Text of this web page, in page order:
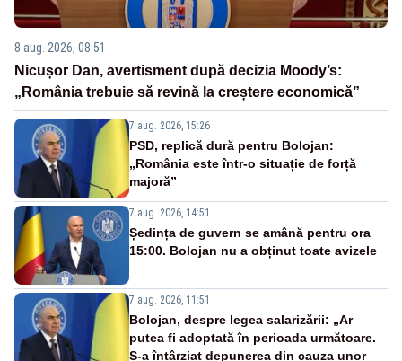
8 aug. 2026, 08:51
Nicușor Dan, avertisment după decizia Moody’s:
„România trebuie să revină la creștere economică”
7 aug. 2026, 15:26
PSD, replică dură pentru Bolojan:
„România este într-o situație de forță
majoră”
7 aug. 2026, 14:51
Ședința de guvern se amână pentru ora
15:00. Bolojan nu a obținut toate avizele
7 aug. 2026, 11:51
Bolojan, despre legea salarizării: „Ar
putea fi adoptată în perioada următoare.
S-a întârziat depunerea din cauza unor